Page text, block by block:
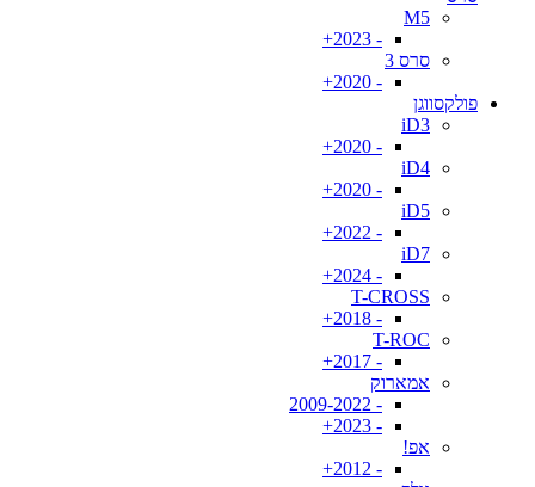
M5
- 2023+
סרס 3
- 2020+
פולקסווגן
iD3
- 2020+
iD4
- 2020+
iD5
- 2022+
iD7
- 2024+
T-CROSS
- 2018+
T-ROC
- 2017+
אמארוק
- 2009-2022
- 2023+
אפ!
- 2012+